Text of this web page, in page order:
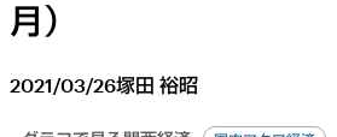
月）
2021/03/26塚田 裕昭